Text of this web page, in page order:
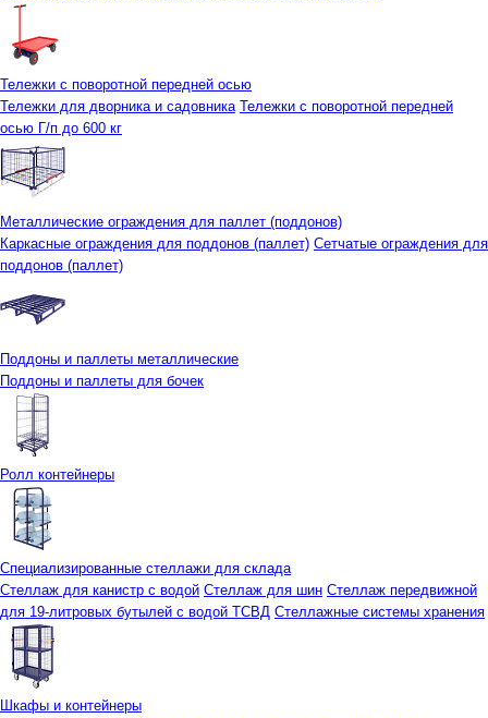
Тележки с поворотной передней осью
Тележки для дворника и садовника Тележки с поворотной передней
осью Г/п до 600 кг
Металлические ограждения для паллет (поддонов)
Каркасные ограждения для поддонов (паллет) Сетчатые ограждения для
поддонов (паллет)
Поддоны и паллеты металлические
Поддоны и паллеты для бочек
Ролл контейнеры
Специализированные стеллажи для склада
Стеллаж для канистр с водой Стеллаж для шин Стеллаж передвижной
для 19-литровых бутылей с водой ТСВД Стеллажные системы хранения
Шкафы и контейнеры